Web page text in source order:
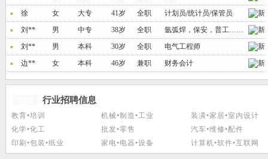
■ 徐 女 大专 41岁 全职 计划员/统计员/保管员
■ 刘** 男 中专 38岁 全职 氩弧焊，保安，普工……
■ 刘** 男 本科 30岁 全职 电气工程师
■ 边** 女 本科 46岁 兼职 财务会计
行业招聘信息
教育•培训 机械•制造•工业
装潢•家居•室内设计
化学•化工
批发•零售
汽车•维修•配件
印刷•包装•纸业
家电•电器•设备 计算机•软件•互联网